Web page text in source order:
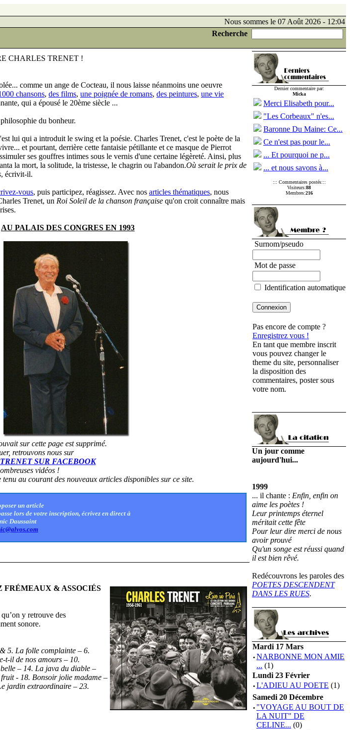
Nous sommes le 07 Août 2026 - 12:04
Recherche
CHARLES TRENET !
comme un ange de Cocteau, il nous laisse néanmoins une oeuvre
chansons, des films, une poignée de romans, des peintures, une vie
qui a épousé le 20ème siècle ...
du bonheur.
lui qui a introduit le swing et la poésie. Charles Trenet, c'est le poète de la
et pourtant, derrière cette fantaisie pétillante et ce masque de Pierrot
ses gouffres intimes sous le vernis d'une certaine légèreté. Ainsi, plus
la mort, la solitude, la tristesse, le chagrin ou l'abandon.Où serait le prix de
, écrivit-il.
vous, puis participez, réagissez. Avec nos articles thématiques, nous
Trenet, un Roi Soleil de la chanson française qu'on croit connaître mais
AU PALAIS DES CONGRES EN 1993
sur cette page est supprimé.
retrouvons nous sur
SUR FACEBOOK
vidéos !
au courant des nouveaux articles disponibles sur ce site.
un article
lors de votre inscription, écrivez en direct à
Daussaint
FRÉMEAUX & ASSOCIÉS
qu’on y retrouve des
sonore.
5. La folle complainte – 6.
t-il de nos amours – 10.
– 14. La java du diable –
- 18. Bonsoir jolie madame –
jardin extraordinaire – 23.
Dernier commentaire par:
Micka
Merci Elisabeth pour...
"Les Corbeaux" n'es...
Baronne Du Maine: Ce...
Ce n'est pas pour le...
... Et pourquoi ne p...
... et nous savons à...
::: Commentaires postés:::
Visiteurs:88
Membres:216
Surnom/pseudo
Mot de passe
Identification automatique
Pas encore de compte ?
Enregistrez vous !
En tant que membre inscrit
vous pouvez changer le
theme du site, personnaliser
la disposition des
commentaires, poster sous
votre nom.
Un jour comme
aujourd'hui...
1999
... il chante : Enfin, enfin on
aime les poètes !
Leur printemps éternel
méritait cette fête
Pour leur dire merci de nous
avoir prouvé
Qu'un songe est réussi quand
il est bien rêvé.
Redécouvrons les paroles des
POETES DESCENDENT
DANS LES RUES.
Mardi 17 Mars
·NARBONNE MON AMIE
... (1)
Lundi 23 Février
·L'ADIEU AU POETE (1)
Samedi 20 Décembre
· "VOYAGE AU BOUT DE
LA NUIT" DE
CELINE... (0)